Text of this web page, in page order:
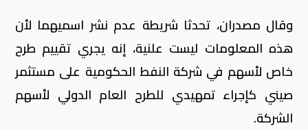
وقال مصدران، تحدثا شريطة عدم نشر اسميهما لأن
هذه المعلومات ليست علنية، إنه يجري تقييم طرح
خاص لأسهم في شركة النفط الحكومية على مستثمر
صيني كإجراء تمهيدي للطرح العام الدولي لأسهم
الشركة.